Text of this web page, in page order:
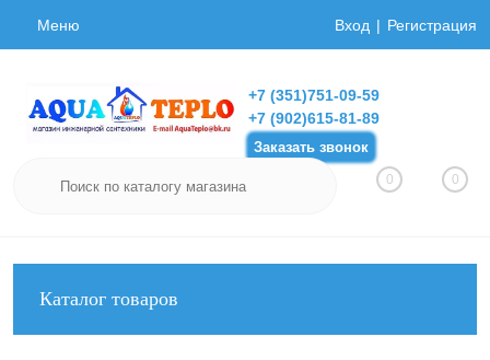
Меню Вход Регистрация
+7 (351)751-09-59
+7 (902)615-81-89
Заказать звонок
0 0
Каталог товаров